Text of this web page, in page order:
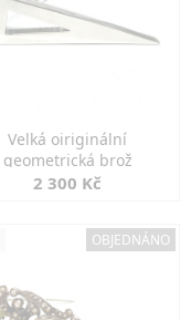
Velká oiriginální
geometrická brož
2 300 Kč
OBJEDNÁNO